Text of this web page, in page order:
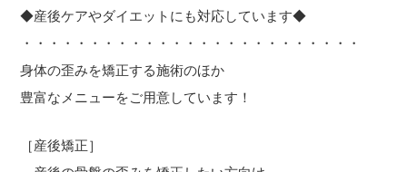
◆産後ケアやダイエットにも対応しています◆
・・・・・・・・・・・・・・・・・・・・・・・・・
身体の歪みを矯正する施術のほか
豊富なメニューをご用意しています！
［産後矯正］